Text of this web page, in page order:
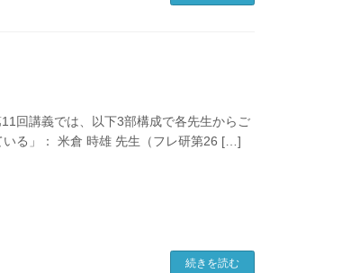
回講義では、以下3部構成で各先生からご
る」： 米倉 時雄 先生（フレ研第26 […]
続きを読む